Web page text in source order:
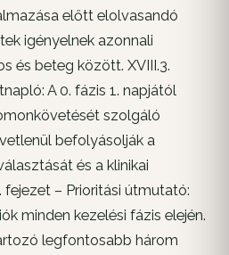
előtt elolvasandó
igényelnek azonnali
és beteg között. XVIII.3.
A 0. fázis 1. napjától
szolgáló
befolyásolják a
és a klinikai
fejezet – Prioritási útmutató:
minden kezelési fázis elején.
legfontosabb három